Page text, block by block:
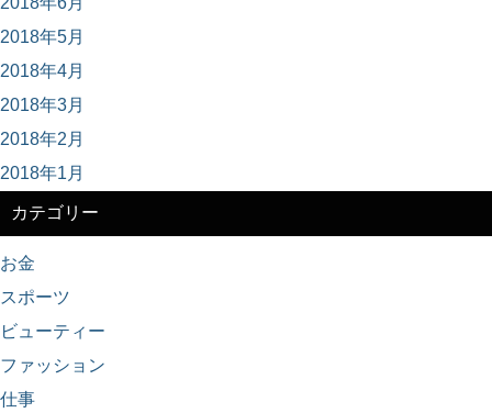
2018年5月
2018年4月
2018年3月
2018年2月
2018年1月
カテゴリー
お金
スポーツ
ビューティー
ファッション
仕事